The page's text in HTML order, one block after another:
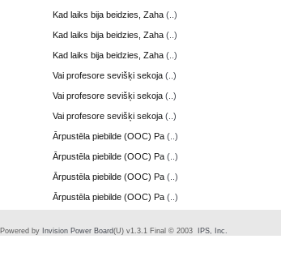
Kad laiks bija beidzies, Zaha (..)
Kad laiks bija beidzies, Zaha (..)
Kad laiks bija beidzies, Zaha (..)
Vai profesore sevišķi sekoja (..)
Vai profesore sevišķi sekoja (..)
Vai profesore sevišķi sekoja (..)
Ārpustēla piebilde (OOC) Pa (..)
Ārpustēla piebilde (OOC) Pa (..)
Ārpustēla piebilde (OOC) Pa (..)
Ārpustēla piebilde (OOC) Pa (..)
Powered by Invision Power Board(U) v1.3.1 Final © 2003 IPS, Inc.